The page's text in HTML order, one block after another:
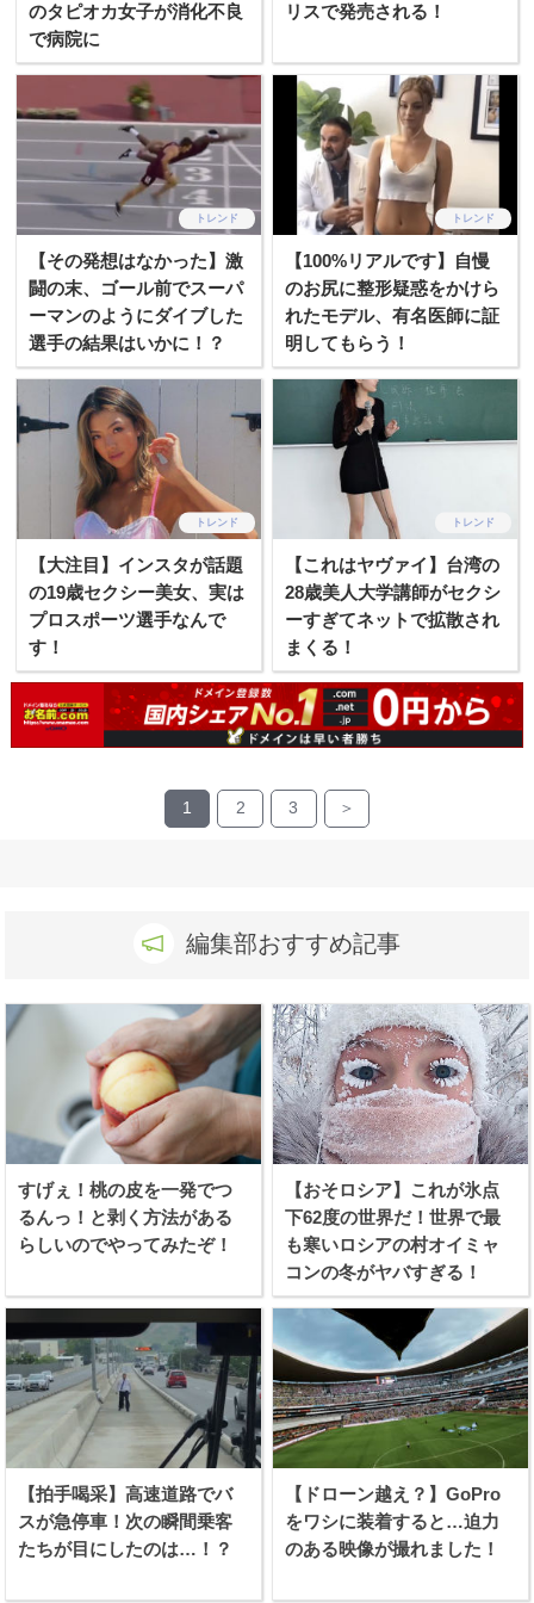
のタピオカ女子が消化不良
で病院に
リスで発売される！
【その発想はなかった】激
闘の末、ゴール前でスーパ
ーマンのようにダイブした
選手の結果はいかに！？
トレンド
【100%リアルです】自慢
のお尻に整形疑惑をかけら
れたモデル、有名医師に証
明してもらう！
トレンド
【大注目】インスタが話題
の19歳セクシー美女、実は
プロスポーツ選手なんで
す！
トレンド
【これはヤヴァイ】台湾の
28歳美人大学講師がセクシ
ーすぎてネットで拡散され
まくる！
トレンド
1 2 3 ＞
編集部おすすめ記事
すげぇ！桃の皮を一発でつ
るんっ！と剥く方法がある
らしいのでやってみたぞ！
【おそロシア】これが氷点
下62度の世界だ！世界で最
も寒いロシアの村オイミャ
コンの冬がヤバすぎる！
【拍手喝采】高速道路でバ
スが急停車！次の瞬間乗客
たちが目にしたのは…！？
【ドローン越え？】GoPro
をワシに装着すると…迫力
のある映像が撮れました！